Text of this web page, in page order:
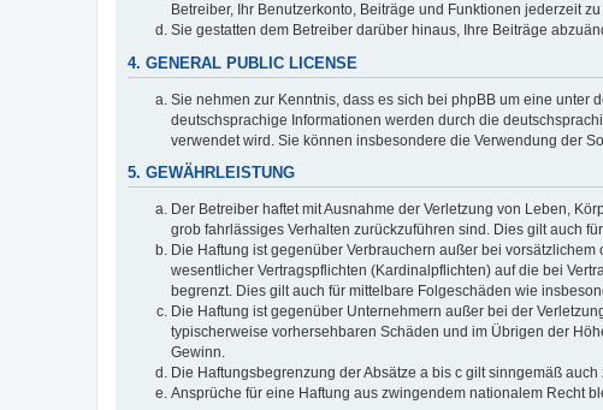
Betreiber, Ihr Benutzerkonto, Beiträge und Funktionen jederzeit
Sie gestatten dem Betreiber darüber hinaus, Ihre Beiträge
4. GENERAL PUBLIC LICENSE
Sie nehmen zur Kenntnis, dass es sich bei phpBB um eine unter
deutschsprachige Informationen werden durch die
verwendet wird. Sie können insbesondere die Verwendung der
5. GEWÄHRLEISTUNG
Der Betreiber haftet mit Ausnahme der Verletzung von Leben,
grob fahrlässiges Verhalten zurückzuführen sind. Dies gilt auch
Die Haftung ist gegenüber Verbrauchern außer bei
wesentlicher Vertragspflichten (Kardinalpflichten) auf die bei
begrenzt. Dies gilt auch für mittelbare Folgeschäden wie
Die Haftung ist gegenüber Unternehmern außer bei der
typischerweise vorhersehbaren Schäden und im Übrigen der
Gewinn.
Die Haftungsbegrenzung der Absätze a bis c gilt sinngemäß
Ansprüche für eine Haftung aus zwingendem nationalem Recht